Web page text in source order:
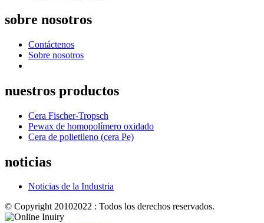
sobre nosotros
Contáctenos
Sobre nosotros
nuestros productos
Cera Fischer-Tropsch
Pewax de homopolímero oxidado
Cera de polietileno (cera Pe)
noticias
Noticias de la Industria
© Copyright 20102022 : Todos los derechos reservados.